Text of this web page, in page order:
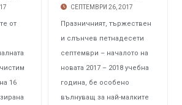
от
16
СЕПТЕМВРИ 26, 2017
Празничният, тържествен
и слънчев петнадесети
септември – началото на
новата 2017 – 2018 учебна
година, бе особено
вълнуващ за най-малките